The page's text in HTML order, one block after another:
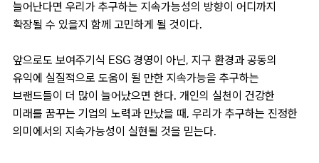
늘어난다면 우리가 추구하는 지속가능성의 방향이 어디까지
확장될 수 있을지 함께 고민하게 될 것이다.
앞으로도 보여주기식 ESG 경영이 아닌, 지구 환경과 공동의
유익에 실질적으로 도움이 될 만한 지속가능을 추구하는
브랜드들이 더 많이 늘어났으면 한다. 개인의 실천이 건강한
미래를 꿈꾸는 기업의 노력과 만났을 때, 우리가 추구하는 진정한
의미에서의 지속가능성이 실현될 것을 믿는다.